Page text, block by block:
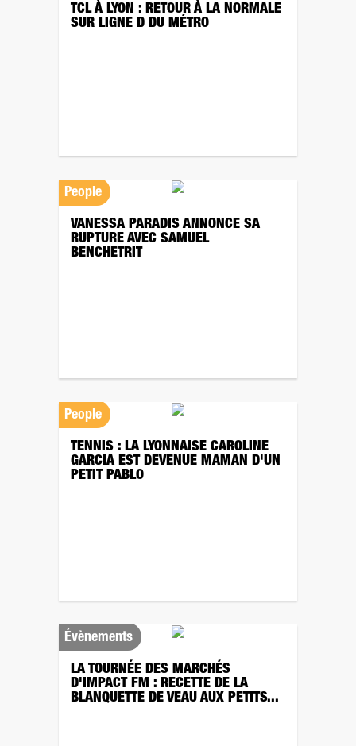
TCL À LYON : RETOUR À LA NORMALE
SUR LIGNE D DU MÉTRO
People
VANESSA PARADIS ANNONCE SA
RUPTURE AVEC SAMUEL
BENCHETRIT
People
TENNIS : LA LYONNAISE CAROLINE
GARCIA EST DEVENUE MAMAN D'UN
PETIT PABLO
Évènements
LA TOURNÉE DES MARCHÉS
D'IMPACT FM : RECETTE DE LA
BLANQUETTE DE VEAU AUX PETITS...